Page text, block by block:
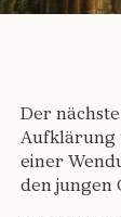
Der
Aufklärung
einer
den jungen